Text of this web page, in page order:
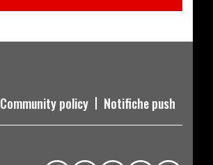
Community policy Notifiche push